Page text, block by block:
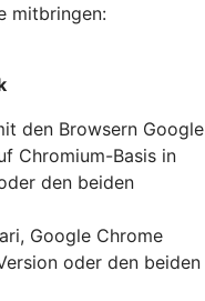
mitbringen:
den Browsern Google
Chromium-Basis in
den beiden
Google Chrome
oder den beiden